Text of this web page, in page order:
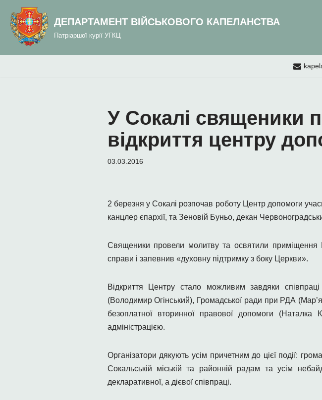
вмісту
Перейти
вмісту
ДЕПАРТАМЕНТ ВІЙСЬКОВОГО КАПЕЛАНСТВА
Патріаршої курії УГКЦ
У Сокалі священики
відкриття центру
03.03.2016
2 березня у Сокалі розпочав роботу Центр допомоги
канцлер єпархії, та Зеновій Буньо, декан
Священики провели молитву та освятили приміщення
справи і запевнив «духовну підтримку з боку Церкви».
Відкриття Центру стало можливим завдяки
(Володимир Огінський), Громадської ради при РДА
безоплатної вторинної правової допомоги
адміністрацією.
Організатори дякують усім причетним до цієї події:
Сокальській міській та районній радам та усім
декларативної, а дієвої співпраці.